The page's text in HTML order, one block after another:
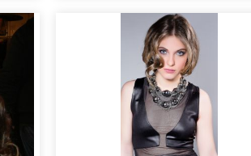
Como se trabaja en moda
y pasarela